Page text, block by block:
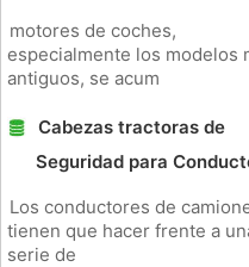
motores de coches,
especialmente los modelos
antiguos, se acum
Cabezas tractoras de
Seguridad para
Los conductores de
tienen que hacer frente a
serie de